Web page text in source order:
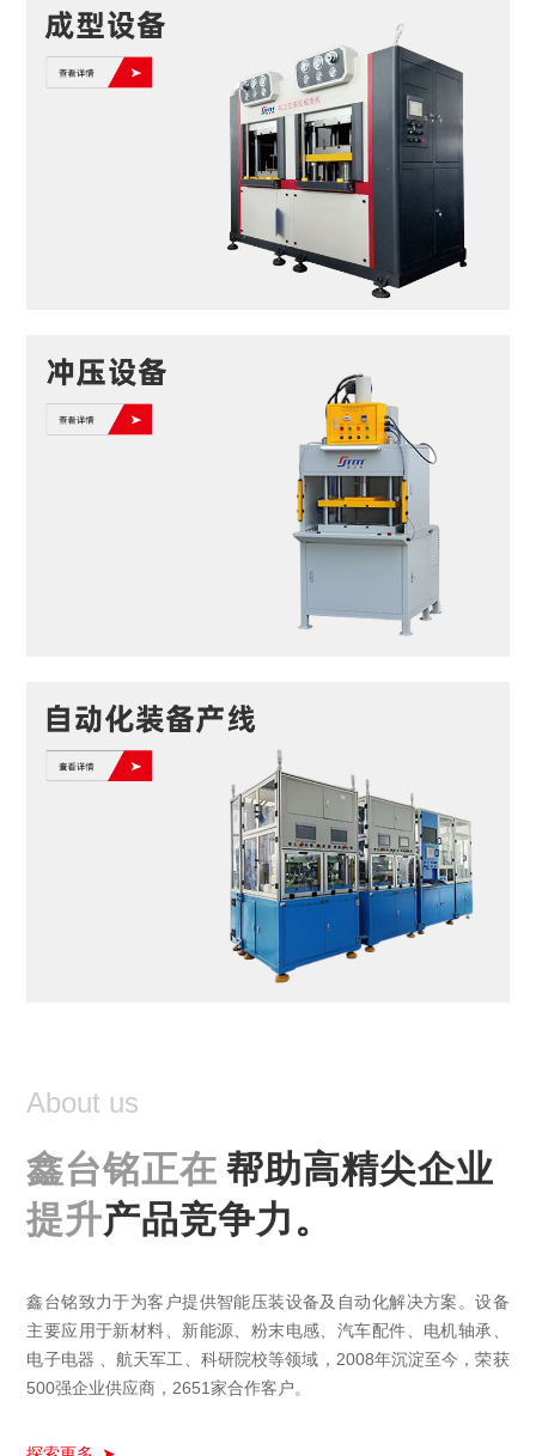
About us
鑫台铭正在 帮助高精尖企业
提升产品竞争力。
鑫台铭致力于为客户提供智能压装设备及自动化解决方案。设备
主要应用于新材料、新能源、粉末电感、汽车配件、电机轴承、
电子电器 、航天军工、科研院校等领域，2008年沉淀至今，荣获
500强企业供应商，2651家合作客户。